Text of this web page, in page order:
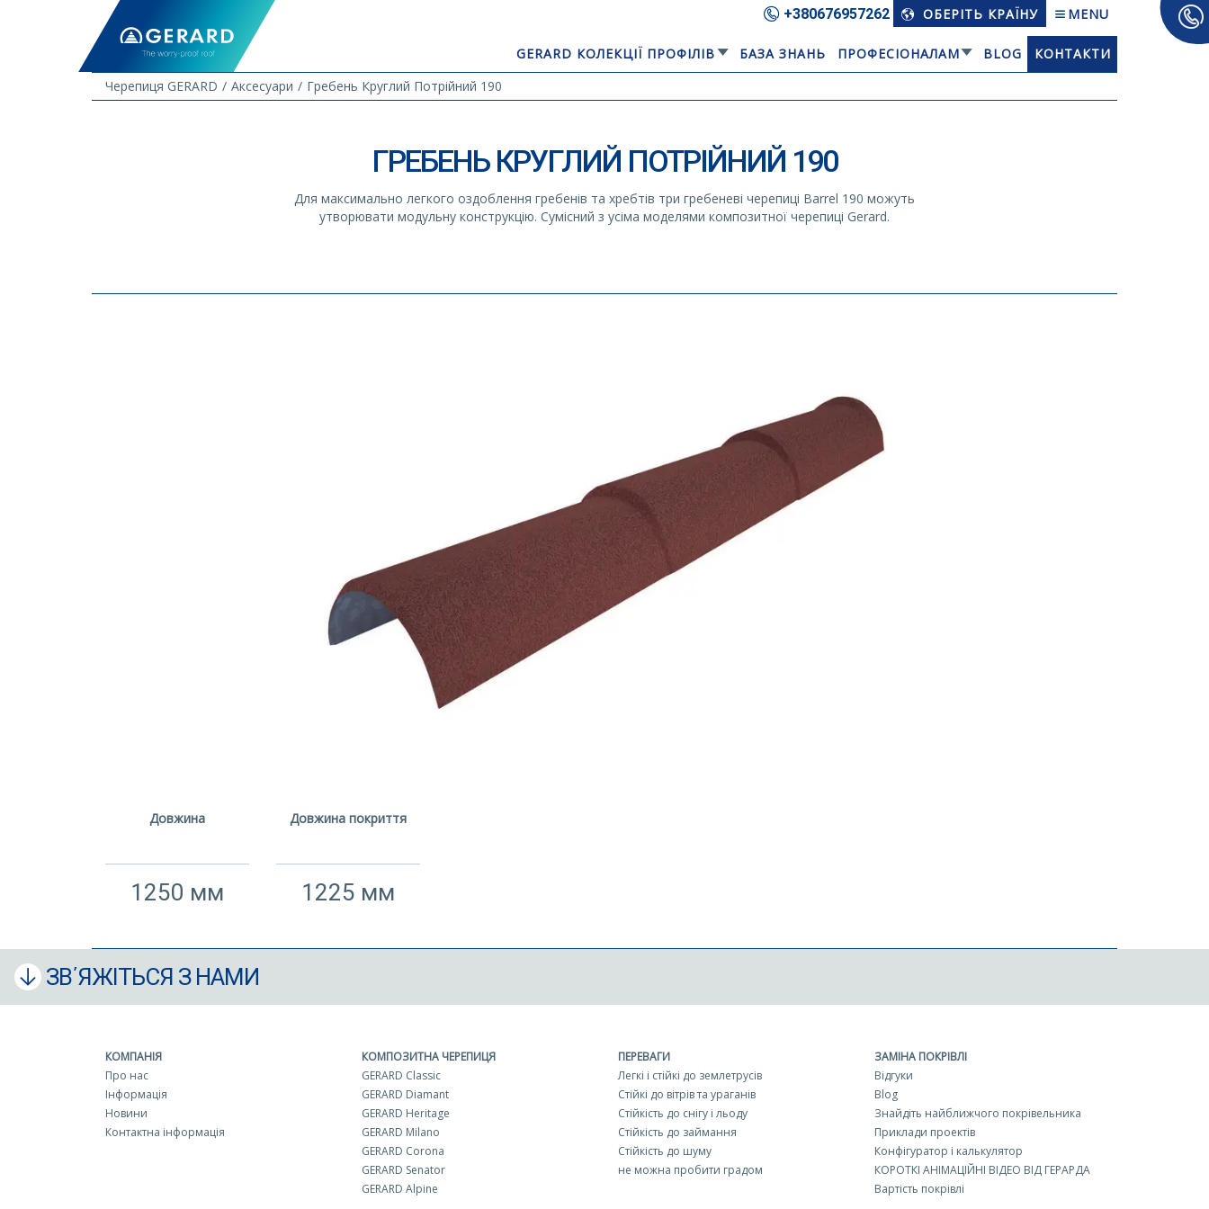
+380676­957262 ОБЕРІТЬ КРАЇНУ MENU
GERARD КОЛЕКЦІЇ ПРОФІЛІВ БАЗА ЗНАНЬ ПРОФЕСІОНАЛАМ BLOG
КОНТАКТИ
Черепиця GERARD
Аксесуари Гребень Круглий Потрійний 190
ГРЕБЕНЬ КРУГЛИЙ ПОТРІЙНИЙ 190
Для максимально легкого оздоблення гребенів та хребтів три гребеневі черепиці Barrel 190 можуть
утворювати модульну конструкцію. Сумісний з усіма моделями композитної черепиці Gerard.
Довжина
1250 мм
Довжина покриття
1225 мм
ЗВ΄ЯЖІТЬСЯ З НАМИ
КОМПАНІЯ
Про нас
Інформація
Новини
Контактна інформація
КОМПОЗИТНА ЧЕРЕПИЦЯ
GERARD Classic
GERARD Diamant
GERARD Heritage
GERARD Milano
GERARD Corona
GERARD Senator
GERARD Alpine
ПЕРЕВАГИ
Легкі і стійкі до землетрусів
Стійкі до вітрів та ураганів
Стійкість до снігу і льоду
Стійкість до займання
Стійкість до шуму
не можна пробити градом
ЗАМІНА ПОКРІВЛІ
Відгуки
Blog
Знайдіть найближчого покрівельника
Приклади проектів
Конфігуратор і калькулятор
КОРОТКІ АНІМАЦІЙНІ ВІДЕО ВІД ГЕРАРДА
Вартість покрівлі